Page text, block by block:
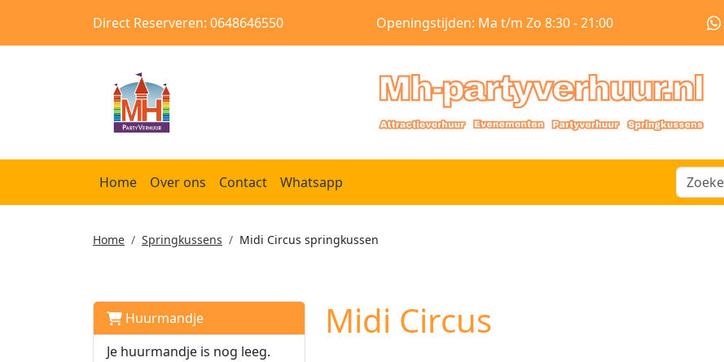
Direct Reserveren: 0648646550 Openingstijden: Ma t/m Zo 8:30 - 21:00
Home Over ons Contact Whatsapp
Home Springkussens
Midi Circus springkussen
Huurmandje
Je huurmandje is nog leeg.
Midi Circus